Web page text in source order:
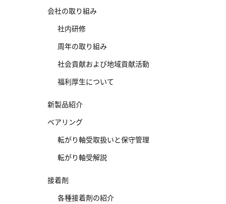
会社の取り組み
社内研修
周年の取り組み
社会貢献および地域貢献活動
福利厚生について
新製品紹介
ベアリング
転がり軸受取扱いと保守管理
転がり軸受解説
接着剤
各種接着剤の紹介